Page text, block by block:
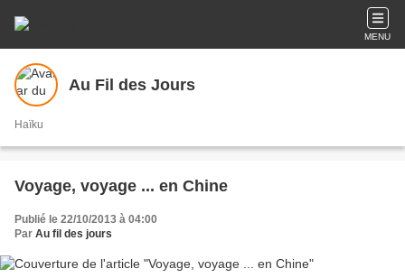
MENU
Au Fil des Jours
Haïku
Voyage, voyage ... en Chine
Publié le 22/10/2013 à 04:00
Par Au fil des jours